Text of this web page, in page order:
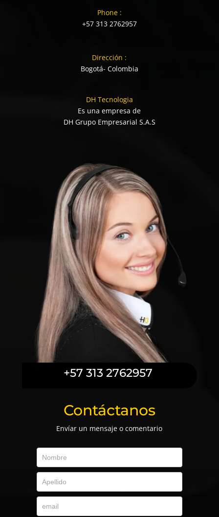
Phone :
+57 313 2762957
Dirección :
Bogotá- Colombia
DH Tecnologia
Es una empresa de
DH Grupo Empresarial S.A.S
+57 313 2762957
Contáctanos
Envíar un mensaje o comentario